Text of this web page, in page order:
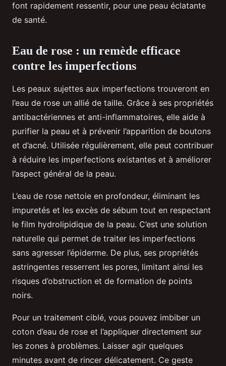
font rapidement ressentir, pour une peau éclatante
de santé.
Eau de rose : un remède efficace
contre les imperfections
Les peaux sujettes aux imperfections trouveront en
l’eau de rose un allié de taille. Grâce à ses propriétés
antibactériennes et anti-inflammatoires, elle aide à
purifier la peau et à prévenir l’apparition de boutons
et d’acné. Utilisée régulièrement, elle peut contribuer
à réduire les imperfections existantes et à améliorer
l’aspect général de la peau.
L’eau de rose nettoie en profondeur, éliminant les
impuretés et les excès de sébum tout en respectant
le film hydrolipidique de la peau. C’est une solution
naturelle qui permet de traiter les imperfections
sans agresser l’épiderme. De plus, ses propriétés
astringentes resserrent les pores, limitant ainsi les
risques d’obstruction et de formation de points
noirs.
Pour un traitement ciblé, vous pouvez imbiber un
coton d’eau de rose et l’appliquer directement sur
les zones à problèmes. Laisser agir quelques
minutes avant de rincer délicatement. Ce geste